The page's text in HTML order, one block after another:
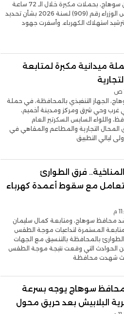
والأحياء بالتعاون مع مديرية أمن سوهاج، بحملات مكبرة خلال الـ 72 ساعة
الماضية، وذلك تنفيذًا لقرار مجلس الوزراء رقم (909) لسنة 2026 بشأن تحديد
استهلاك الكهرباء. وأسفرت جهود
ميدانية مكبرة لمتابعة
الجهاز التنفيذي بالمحافظة، في حملة
غرب وحي شرق ومركز ومدينة أخميم،
واللواء السايس السكرتير العام
المحال التجارية والمطاعم والمقاهي في
ليالي التطبيق
فرق الطوارئ
مع سقوط أعمدة كهرباء
محافظ سوهاج، ومتابعة كمال سليمان
المستمرة لتداعيات موجة الطقس
بالمحافظة بالتنسيق مع الجهات
الحوادث التي وقعت نتيجة موجة الطقس
شهدت محافظة
سوهاج يوجه بسرعة
بقرية البلابيش بعد حريق محول